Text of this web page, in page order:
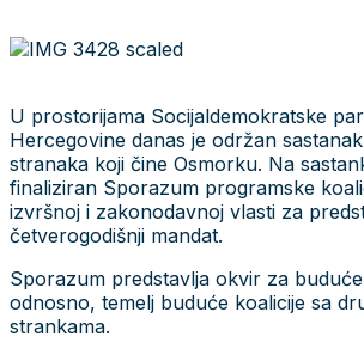
U prostorijama Socijaldemokratske
Hercegovine danas je održan
stranaka koji čine Osmorku. Na
finaliziran Sporazum programske
izvršnoj i zakonodavnoj vlasti za
četverogodišnji mandat.
Sporazum predstavlja okvir za
odnosno, temelj buduće koalicije sa
strankama.